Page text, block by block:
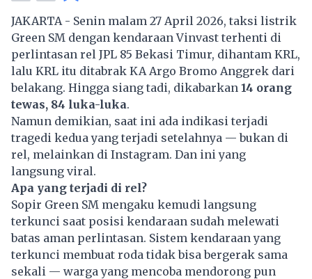
JAKARTA - Senin malam 27 April 2026, taksi listrik
Green SM dengan kendaraanVinvast terhenti di
perlintasan rel JPL 85 Bekasi Timur, dihantam KRL,
lalu KRL itu ditabrak KA Argo Bromo Anggrek dari
belakang. Hingga siang tadi, dikabarkan 14 orang
tewas, 84 luka-luka.
Namun demikian, saat ini ada indikasi terjadi
tragedi kedua yang terjadi setelahnya — bukan di
rel, melainkan di Instagram. Dan ini yang
langsung viral.
Apa yang terjadi di rel?
Sopir Green SM mengaku kemudi langsung
terkunci saat posisi kendaraan sudah melewati
batas aman perlintasan. Sistem kendaraan yang
terkunci membuat roda tidak bisa bergerak sama
sekali — warga yang mencoba mendorong pun